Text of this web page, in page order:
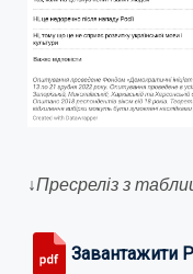
↓Пресреліз з
Завантажити